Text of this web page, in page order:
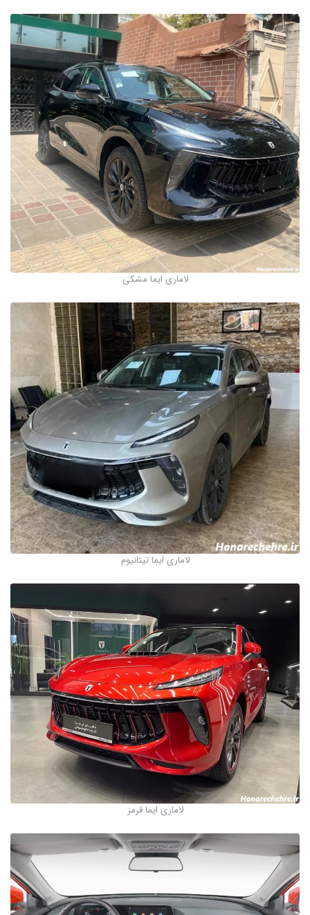
لاماری ایما مشکی
لاماری ایما تیتانیوم
لاماری ایما قرمز